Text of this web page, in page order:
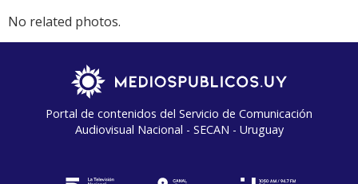
No related photos.
Portal de contenidos del Servicio de Comunicación
Audiovisual Nacional - SECAN - Uruguay